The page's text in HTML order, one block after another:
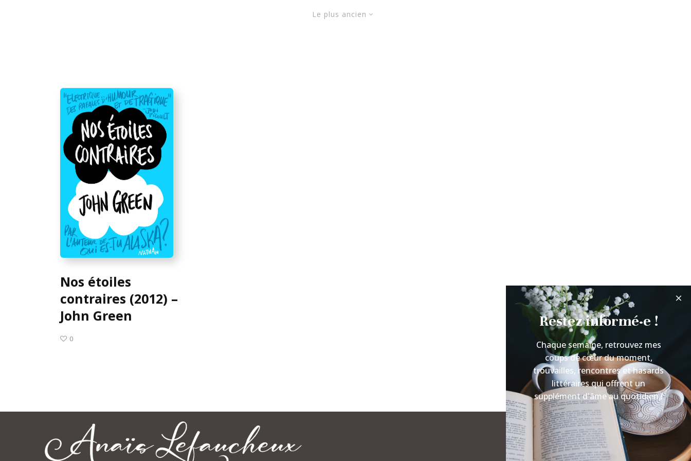
Le plus ancien
Nos étoiles
contraires (2012) –
John Green
0
Restez informé·e !
Chaque semaine, retrouvez mes
coups de cœur du moment,
trouvailles, rencontres et hasards
littéraires qui offrent un
supplément d'âme au quotidien !